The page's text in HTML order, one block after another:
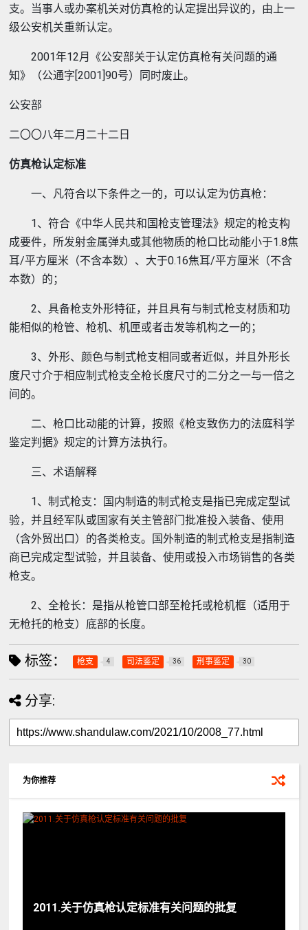
支。当事人或办案机关对仿真枪的认定提出异议的，由上一
级公安机关重新认定。
2001年12月《公安部关于认定仿真枪有关问题的通
知》（公通字[2001]90号）同时废止。
公安部
二〇〇八年二月二十二日
仿真枪认定标准
一、凡符合以下条件之一的，可以认定为仿真枪：
1、符合《中华人民共和国枪支管理法》规定的枪支构
成要件，所发射金属弹丸或其他物质的枪口比动能小于1.8焦
耳/平方厘米（不含本数）、大于0.16焦耳/平方厘米（不含
本数）的；
2、具备枪支外形特征，并且具有与制式枪支材质和功
能相似的枪管、枪机、机匣或者击发等机构之一的；
3、外形、颜色与制式枪支相同或者近似，并且外形长
度尺寸介于相应制式枪支全枪长度尺寸的二分之一与一倍之
间的。
二、枪口比动能的计算，按照《枪支致伤力的法庭科学
鉴定判据》规定的计算方法执行。
三、术语解释
1、制式枪支：国内制造的制式枪支是指已完成定型试
验，并且经军队或国家有关主管部门批准投入装备、使用
（含外贸出口）的各类枪支。国外制造的制式枪支是指制造
商已完成定型试验，并且装备、使用或投入市场销售的各类
枪支。
2、全枪长：是指从枪管口部至枪托或枪机框（适用于
无枪托的枪支）底部的长度。
标签： 枪支 4 司法鉴定 36 刑事鉴定 30
分享:
为你推荐
2011.关于仿真枪认定标准有关问题的批复